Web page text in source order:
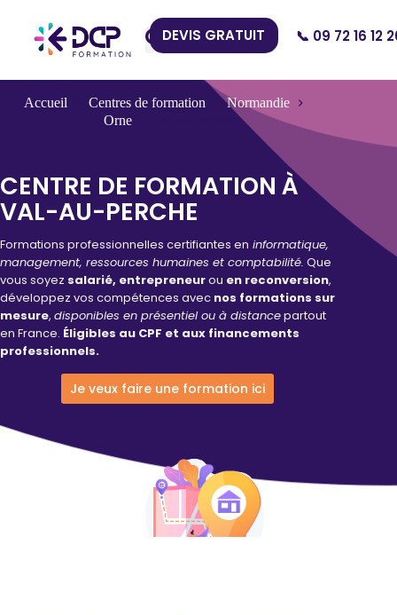
DEVIS GRATUIT 📞 09 72 16 12
Accueil Centres de formation
Normandie
Orne
CENTRE DE FORMATION À
VAL-AU-PERCHE
Formations professionnelles certifiantes en informatique,
management, ressources humaines et comptabilité. Que
vous soyez salarié, entrepreneurou en reconversion,
développez vos compétences avec nos formations sur
mesure, disponibles en présentiel ou à distancepartout
en France. Éligibles au CPF et aux financements
professionnels.
Je veux faire une formation ici